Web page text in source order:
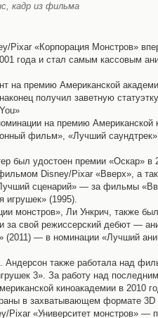
кадр из фильма
Pixar «Корпорация Монстров»
года и стал самым кассовым
на премию Американской
получил заветную
на премию Американской
фильм», «Лучший
был удостоен премии «Оскар» в
Disney/Pixar «Вверх», а
сценарий» — за фильмы
игрушек» (1995).
монстров», Ли Ункрич, также
за свой режиссерский дебют —
(2011) — в номинации «Лучший
также работала над
3». За работу над
киноакадемии в 2010
в захватывающем формате 3D
Pixar «Университет монстров» —